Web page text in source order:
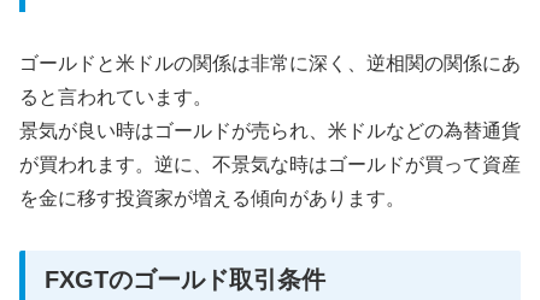
ゴールドと米ドルの関係は非常に深く、逆相関の関係にあ
ると言われています。
景気が良い時はゴールドが売られ、米ドルなどの為替通貨
が買われます。逆に、不景気な時はゴールドが買って資産
を金に移す投資家が増える傾向があります。
FXGTのゴールド取引条件